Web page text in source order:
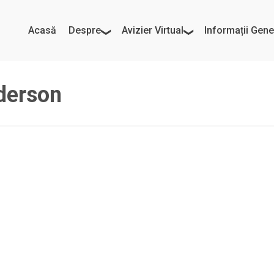
Acasă Despre Avizier Virtual Informații